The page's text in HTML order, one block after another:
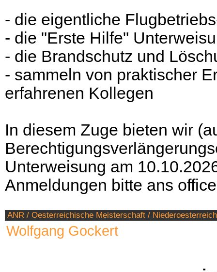
- die eigentliche
- die "Erste Hilfe"
- die Brandschutz und
- sammeln von praktischer
erfahrenen Kollegen
In diesem Zuge bieten wir
Unterweisung am
Anmeldungen bitte ans office
ANR / Oesterreichische Meisterschaft /
Wolfgang Gockert